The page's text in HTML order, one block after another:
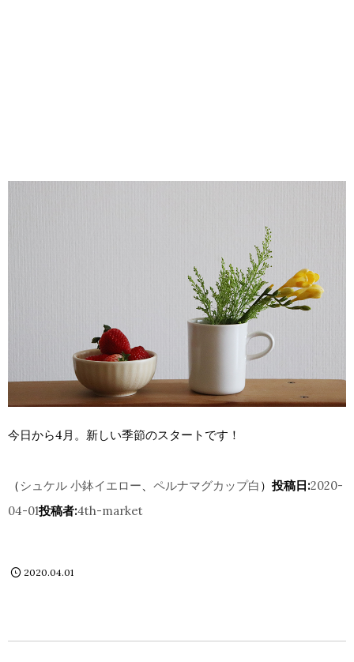
今日から4月。新しい季節のスタートです！
（シュケル 小鉢イエロー ペルナマグカップ白 ） 投稿日:2020-
04-01投稿者:4th-market
2020.04.01